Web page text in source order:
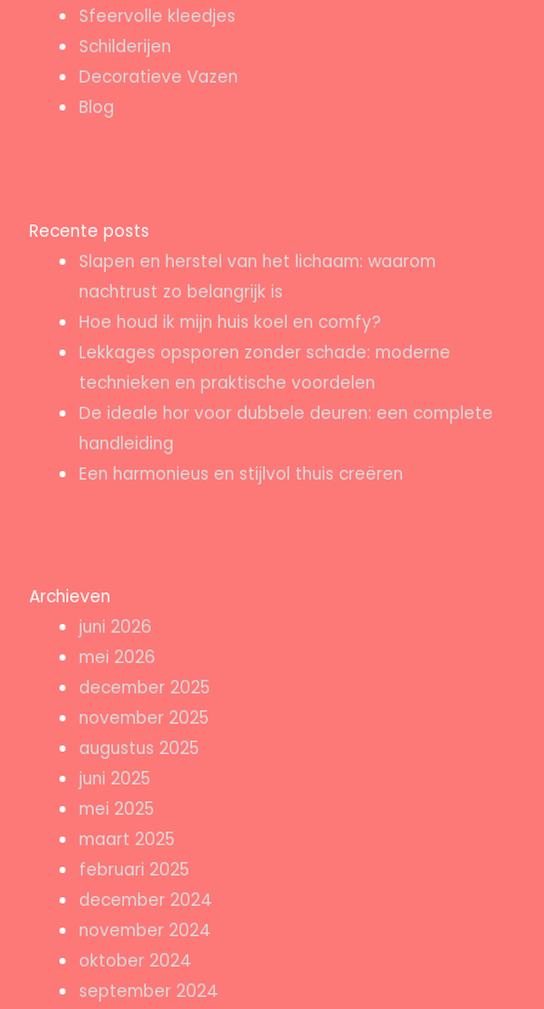
Sfeervolle kleedjes
Schilderijen
Decoratieve Vazen
Blog
Recente posts
Slapen en herstel van het lichaam: waarom
nachtrust zo belangrijk is
Hoe houd ik mijn huis koel en comfy?
Lekkages opsporen zonder schade: moderne
technieken en praktische voordelen
De ideale hor voor dubbele deuren: een complete
handleiding
Een harmonieus en stijlvol thuis creëren
Archieven
juni 2026
mei 2026
december 2025
november 2025
augustus 2025
juni 2025
mei 2025
maart 2025
februari 2025
december 2024
november 2024
oktober 2024
september 2024